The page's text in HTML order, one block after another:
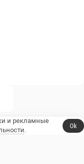
и рекламные
.
Ok